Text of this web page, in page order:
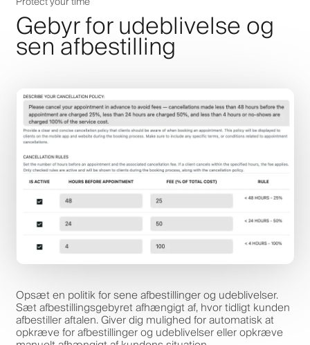
Gebyr for udeblivelse og
sen afbestilling
Opsæt en politik for sene afbestillinger og udeblivelser.
Sæt afbestillingsgebyret afhængigt af, hvor tidligt kunden
afbestiller aftalen. Giver dig mulighed for automatisk at
opkræve for afbestillinger og udeblivelser eller opkræve